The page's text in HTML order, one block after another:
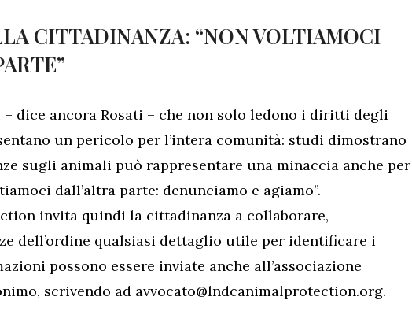
CITTADINANZA: “NON VOLTIAMOCI
dice ancora Rosati – che non solo ledono i diritti degli
un pericolo per l’intera comunità: studi dimostrano
sugli animali può rappresentare una minaccia anche per
dall’altra parte: denunciamo e agiamo”.
invita quindi la cittadinanza a collaborare,
dell’ordine qualsiasi dettaglio utile per identificare i
possono essere inviate anche all’associazione
scrivendo ad avvocato@lndcanimalprotection.org.